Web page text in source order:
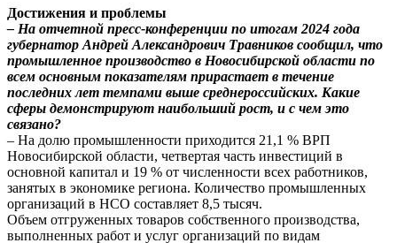
Достижения и проблемы
– На отчетной пресс-конференции по итогам 2024 года
губернатор Андрей Александрович Травников сообщил, что
промышленное производство в Новосибирской области по
всем основным показателям прирастает в течение
последних лет темпами выше среднероссийских. Какие
сферы демонстрируют наибольший рост, и с чем это
связано?
– На долю промышленности приходится 21,1 % ВРП
Новосибирской области, четвертая часть инвестиций в
основной капитал и 19 % от численности всех работников,
занятых в экономике региона. Количество промышленных
организаций в НСО составляет 8,5 тысяч.
Объем отгруженных товаров собственного производства,
выполненных работ и услуг организаций по видам